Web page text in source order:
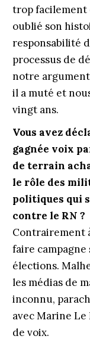
trop facilement
oublié son
responsabilité
processus de
notre
il a muté et
vingt ans.
Vous avez
gagnée voix
de terrain
le rôle des
politiques qui
contre le RN ?
Contrairement
faire
élections.
les médias de
inconnu,
avec Marine
de voix.